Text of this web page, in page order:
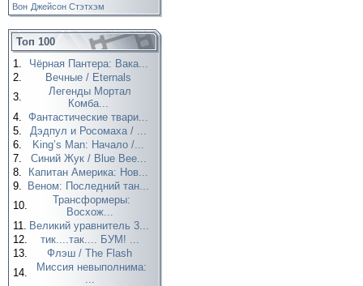
Вон Джейсон Стэтхэм
Топ 100
1.
Чёрная Пантера: Вака...
2.
Вечные / Eternals
3.
Легенды Мортал
Комба...
4. Фантастические твари...
5.
Дэдпул и Росомаха / ...
6.
King’s Man: Начало /...
7.
Синий Жук / Blue Bee...
8.
Капитан Америка: Нов...
9.
Веном: Последний тан...
10.
Трансформеры:
Восхож...
11. Великий уравнитель 3...
12.
тик....так.... БУМ! ...
13.
Флэш / The Flash
14.
Миссия невыполнима:
...